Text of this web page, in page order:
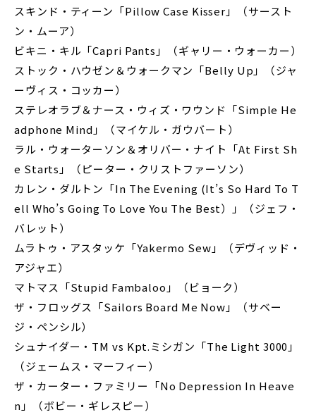
スキンド・ティーン「Pillow Case Kisser」（サースト
ン・ムーア）
ビキニ・キル「Capri Pants」（ギャリー・ウォーカー）
ストック・ハウゼン＆ウォークマン「Belly Up」（ジャ
ーヴィス・コッカー）
ステレオラブ＆ナース・ウィズ・ワウンド「Simple He
adphone Mind」（マイケル・ガウバート）
ラル・ウォーターソン＆オリバー・ナイト「At First Sh
e Starts」（ピーター・クリストファーソン）
カレン・ダルトン「In The Evening (It’s So Hard To T
ell Who’s Going To Love You The Best）」（ジェフ・
バレット）
ムラトゥ・アスタッケ「Yakermo Sew」（デヴィッド・
アジャエ）
マトマス「Stupid Fambaloo」（ビョーク）
ザ・フロッグス「Sailors Board Me Now」（サベー
ジ・ペンシル）
シュナイダー・TM vs Kpt.ミシガン「The Light 3000」
（ジェームス・マーフィー）
ザ・カーター・ファミリー「No Depression In Heave
n」（ボビー・ギレスピー）